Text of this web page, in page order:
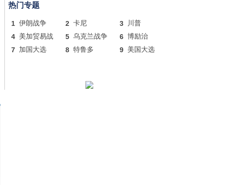
热门专题
1 伊朗战争 2 卡尼 3 川普
4 美加贸易战 5 乌克兰战争 6 博励治
7 加国大选 8 特鲁多 9 美国大选